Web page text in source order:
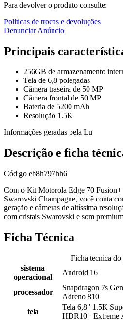
Para devolver o produto consulte:
Políticas de trocas e devoluções
Denunciar Anúncio
Principais
256GB de armazenamento
Tela de 6,8 polegadas
Câmera traseira de 50 MP
Câmera frontal de 50 MP
Bateria de 5200 mAh
Resolução 1.5K
Informações geradas pela Lu
Descrição e ficha
Código eb8h797hh6
Com o Kit Motorola Edge 70
Swarovski Champagne, você conta
geração e câmeras de altíssima
com cristais Swarovski e som
Ficha Técnica
Ficha tecnica
sistema
operacional
Android 16
processador
Snapdragon 7s
Adreno 810
tela
Tela 6,8” 1.5K
HDR10+